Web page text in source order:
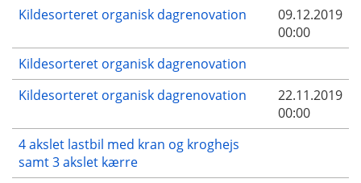
Kildesorteret organisk dagrenovation
09.12.2019
00:00
Kildesorteret organisk dagrenovation
Kildesorteret organisk dagrenovation
22.11.2019
00:00
4 akslet lastbil med kran og kroghejs
samt 3 akslet kærre